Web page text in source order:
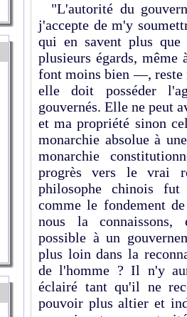
"L'autorité du
j'accepte de m'y
qui en savent plus
plusieurs égards, même
font moins bien —, reste
elle doit posséder
gouvernés. Elle ne peut
et ma propriété sinon
monarchie absolue à
monarchie
progrès vers le vrai
philosophe chinois
comme le fondement
nous la connaissons,
possible à un
plus loin dans la
de l'homme ? Il n'y
éclairé tant qu'il ne
pouvoir plus altier et